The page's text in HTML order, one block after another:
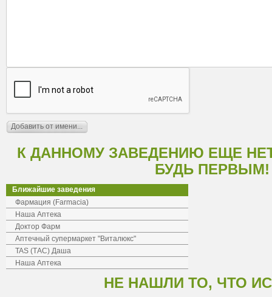
К ДАННОМУ ЗАВЕДЕНИЮ ЕЩЕ
БУДЬ ПЕРВЫМ!
Ближайшие заведения
Фармация (Farmacia)
Наша Аптека
Доктор Фарм
Аптечный супермаркет "Виталюкс"
TAS (ТАС) Даша
Наша Аптека
НЕ НАШЛИ ТО, ЧТО